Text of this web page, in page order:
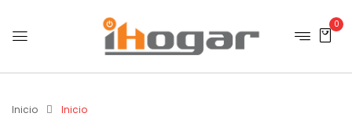
0
Inicio Inicio